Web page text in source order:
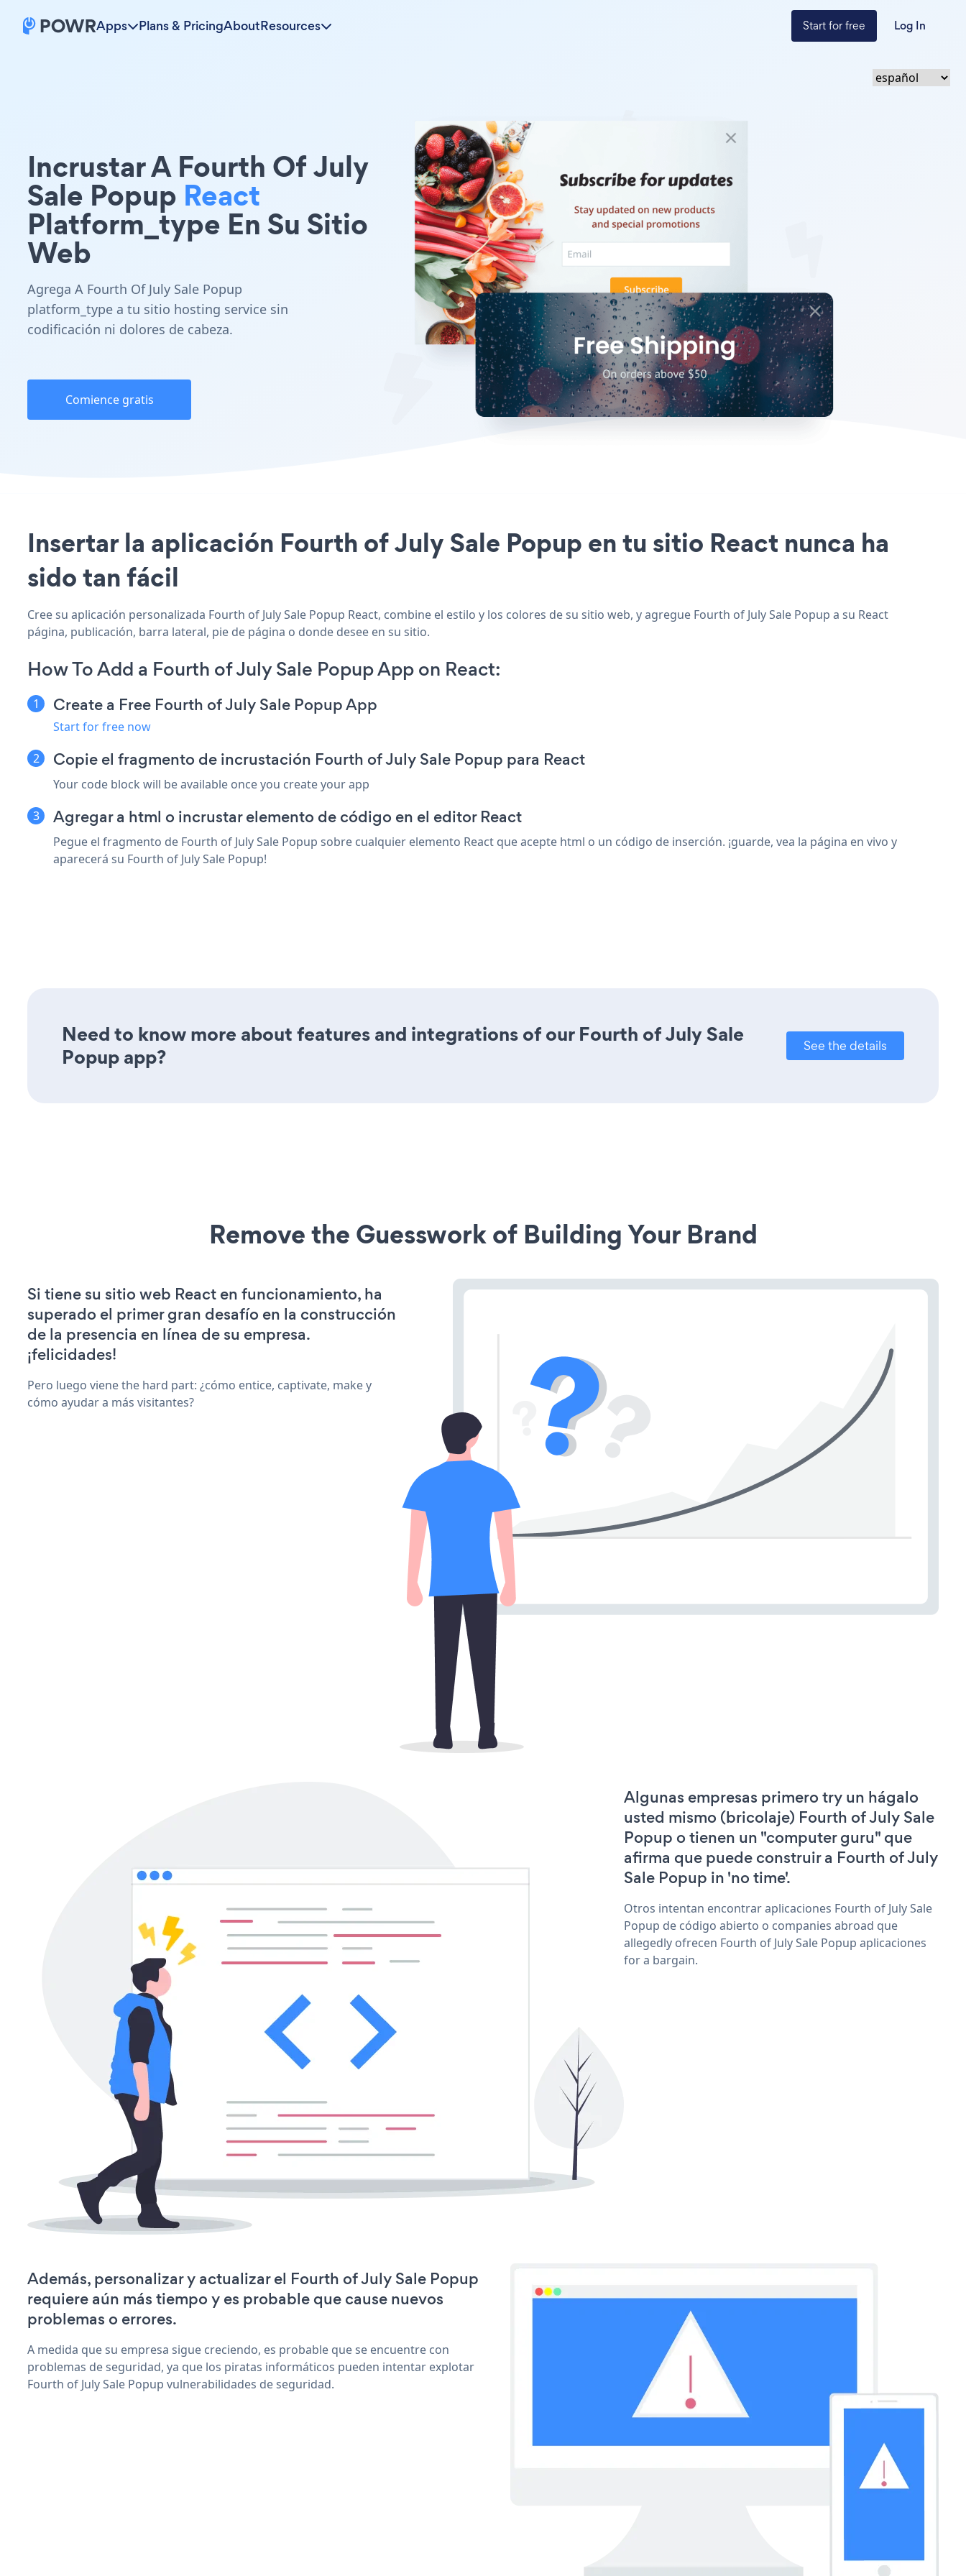
Apps Plans & PricingAboutResources Start for free Log In
Incrustar A Fourth Of July
Sale Popup React
Platform_type En Su Sitio
Web
Agrega A Fourth Of July Sale Popup
platform_type a tu sitio hosting service sin
codificación ni dolores de cabeza.
Comience gratis
Insertar la aplicación Fourth of July Sale Popup en tu sitio React nunca ha
sido tan fácil
Cree su aplicación personalizada Fourth of July Sale Popup React, combine el estilo y los colores de su sitio web, y agregue Fourth of July Sale Popup a su React
página, publicación, barra lateral, pie de página o donde desee en su sitio.
How To Add a Fourth of July Sale Popup App on React:
Create a Free Fourth of July Sale Popup App
Start for free now
Copie el fragmento de incrustación Fourth of July Sale Popup para React
Your code block will be available once you create your app
Agregar a html o incrustar elemento de código en el editor React
Pegue el fragmento de Fourth of July Sale Popup sobre cualquier elemento React que acepte html o un código de inserción. ¡guarde, vea la página en vivo y
aparecerá su Fourth of July Sale Popup!
Need to know more about features and integrations of our Fourth of July Sale
Popup app?
See the details
Remove the Guesswork of Building Your Brand
Si tiene su sitio web React en funcionamiento, ha
superado el primer gran desafío en la construcción
de la presencia en línea de su empresa.
¡felicidades!
Pero luego viene the hard part: ¿cómo entice, captivate, make y
cómo ayudar a más visitantes?
Algunas empresas primero try un hágalo
usted mismo (bricolaje) Fourth of July Sale
Popup o tienen un "computer guru" que
afirma que puede construir a Fourth of July
Sale Popup in 'no time'.
Otros intentan encontrar aplicaciones Fourth of July Sale
Popup de código abierto o companies abroad que
allegedly ofrecen Fourth of July Sale Popup aplicaciones
for a bargain.
Además, personalizar y actualizar el Fourth of July Sale Popup
requiere aún más tiempo y es probable que cause nuevos
problemas o errores.
A medida que su empresa sigue creciendo, es probable que se encuentre con
problemas de seguridad, ya que los piratas informáticos pueden intentar explotar
Fourth of July Sale Popup vulnerabilidades de seguridad.